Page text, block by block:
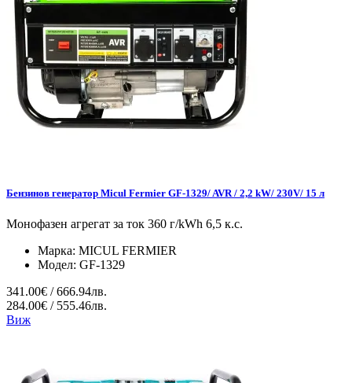
Бензинов генератор Micul Fermier GF-1329/ AVR / 2,2 kW/ 230V/ 15 л
Монофазен агрегат за ток 360 г/kWh 6,5 к.с.
Марка: MICUL FERMIER
Модел: GF-1329
341.00€ / 666.94лв.
284.00€ / 555.46лв.
Виж